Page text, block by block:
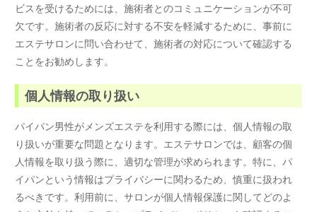
ビスを受けるためには、施術者とのコミュニケーションが不可
欠です。施術者の反応に対する不安を軽減するために、事前に
エステサロンに問い合わせて、施術者の対応について確認する
ことをお勧めします。
個人情報の取り扱い
パイパン男性がメンズエステを利用する際には、個人情報の取
り扱いが重要な問題となります。エステサロンでは、顧客の個
人情報を取り扱う際に、適切な管理が求められます。特に、パ
イパンという情報はプライバシーに関わるため、慎重に扱われ
るべきです。利用前に、サロンが個人情報保護に関してどのよ